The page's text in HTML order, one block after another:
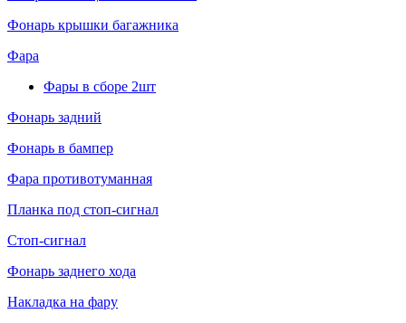
Фонарь крышки багажника
Фара
Фары в сборе 2шт
Фонарь задний
Фонарь в бампер
Фара противотуманная
Планка под стоп-сигнал
Стоп-сигнал
Фонарь заднего хода
Накладка на фару